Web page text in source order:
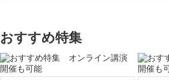
おすすめ特集